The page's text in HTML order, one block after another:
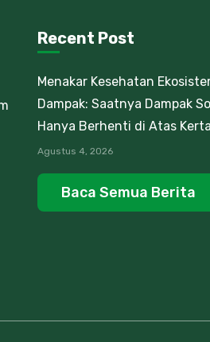
Recent Post
Menakar Kesehatan
Dampak: Saatnya Dampak
Hanya Berhenti di Atas
Agustus 4, 2026
Baca Semua Berita